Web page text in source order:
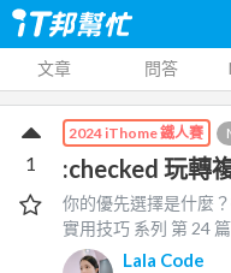
文章 問答
2024 iThome 鐵人賽
:checked 玩轉
你的優先選擇是什麼
實用技巧 系列 第24 篇
Lala Code
1